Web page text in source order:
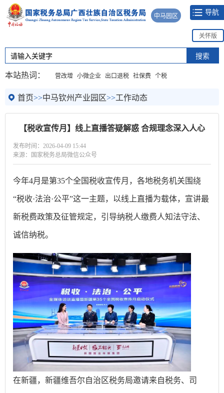
中马园区
导航
关怀版
本站热词： 营改增 小微企业 出口退税 社保费 个税
首页>>中马钦州产业园区>>工作动态
【税收宣传月】线上直播答疑解惑 合规理念深入人心
发布时间：2026-04-09 15:44
来源：国家税务总局微信公众号
今年4月是第35个全国税收宣传月，各地税务机关围绕
“税收·法治·公平”这一主题，以线上直播为载体，宣讲最
新税费政策及征管规定，引导纳税人缴费人知法守法、
诚信纳税。
在新疆，新疆维吾尔自治区税务局邀请来自税务、司